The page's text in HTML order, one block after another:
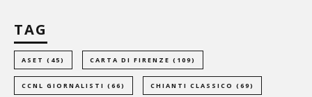
TAG
ASET (45) CARTA DI FIRENZE (109)
CCNL GIORNALISTI (66) CHIANTI CLASSICO (69)